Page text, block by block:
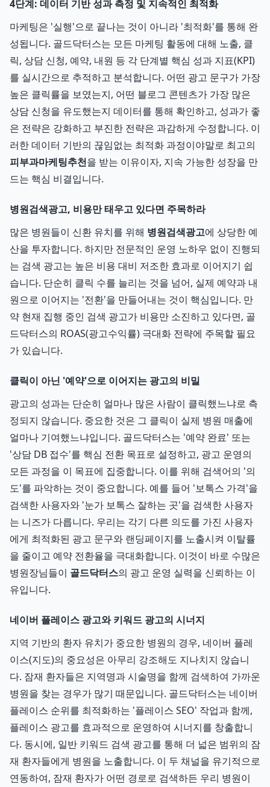
4단계: 데이터 기반 성과 측정 및 지속적인 최적화
마케팅은 '실행'으로 끝나는 것이 아니라 '최적화'를 통해 완
성됩니다. 골드닥터스는 모든 마케팅 활동에 대해 노출, 클
릭, 상담 신청, 예약, 내원 등 각 단계별 핵심 성과 지표(KPI)
를 실시간으로 추적하고 분석합니다. 어떤 광고 문구가 가장
높은 클릭률을 보였는지, 어떤 블로그 콘텐츠가 가장 많은
상담 신청을 유도했는지 데이터를 통해 확인하고, 성과가 좋
은 전략은 강화하고 부진한 전략은 과감하게 수정합니다. 이
러한 데이터 기반의 끊임없는 최적화 과정이야말로 최고의
피부과마케팅추천을 받는 이유이자, 지속 가능한 성장을 만
드는 핵심 비결입니다.
병원검색광고, 비용만 태우고 있다면 주목하라
많은 병원들이 신환 유치를 위해 병원검색광고에 상당한 예
산을 투자합니다. 하지만 전문적인 운영 노하우 없이 진행되
는 검색 광고는 높은 비용 대비 저조한 효과로 이어지기 쉽
습니다. 단순히 클릭 수를 늘리는 것을 넘어, 실제 예약과 내
원으로 이어지는 '전환'을 만들어내는 것이 핵심입니다. 만
약 현재 집행 중인 검색 광고가 비용만 소진하고 있다면, 골
드닥터스의 ROAS(광고수익률) 극대화 전략에 주목할 필요
가 있습니다.
클릭이 아닌 '예약'으로 이어지는 광고의 비밀
광고의 성과는 단순히 얼마나 많은 사람이 클릭했느냐로 측
정되지 않습니다. 중요한 것은 그 클릭이 실제 병원 매출에
얼마나 기여했느냐입니다. 골드닥터스는 '예약 완료' 또는
'상담 DB 접수'를 핵심 전환 목표로 설정하고, 광고 운영의
모든 과정을 이 목표에 집중합니다. 이를 위해 검색어의 '의
도'를 파악하는 것이 중요합니다. 예를 들어 '보톡스 가격'을
검색한 사용자와 '눈가 보톡스 잘하는 곳'을 검색한 사용자
는 니즈가 다릅니다. 우리는 각기 다른 의도를 가진 사용자
에게 최적화된 광고 문구와 랜딩페이지를 노출시켜 이탈률
을 줄이고 예약 전환율을 극대화합니다. 이것이 바로 수많은
병원장님들이 골드닥터스의 광고 운영 실력을 신뢰하는 이
유입니다.
네이버 플레이스 광고와 키워드 광고의 시너지
지역 기반의 환자 유치가 중요한 병원의 경우, 네이버 플레
이스(지도)의 중요성은 아무리 강조해도 지나치지 않습니
다. 잠재 환자들은 지역명과 시술명을 함께 검색하여 가까운
병원을 찾는 경우가 많기 때문입니다. 골드닥터스는 네이버
플레이스 순위를 최적화하는 '플레이스 SEO' 작업과 함께,
플레이스 광고를 효과적으로 운영하여 시너지를 창출합니
다. 동시에, 일반 키워드 검색 광고를 통해 더 넓은 범위의 잠
재 환자들에게 병원을 노출합니다. 이 두 채널을 유기적으로
연동하여, 잠재 환자가 어떤 경로로 검색하든 우리 병원이